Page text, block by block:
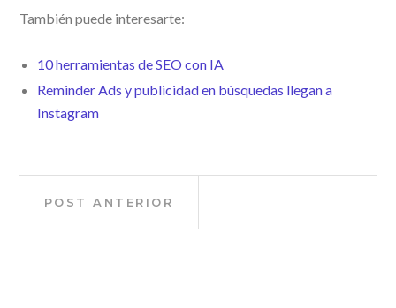
También puede interesarte:
10 herramientas de SEO con IA
Reminder Ads y publicidad en búsquedas llegan a
Instagram
Navegación
de
POST ANTERIOR